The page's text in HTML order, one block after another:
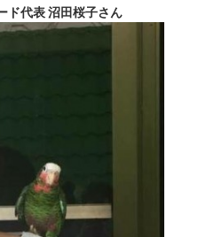
ド代表 沼田桜子さん